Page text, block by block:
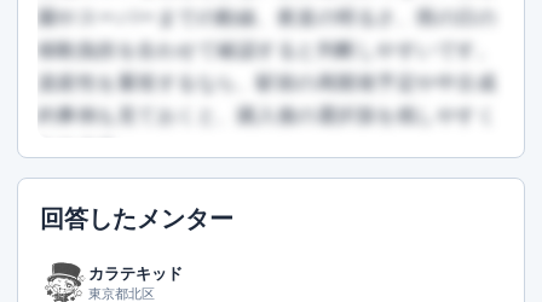
園やスーパーまでの動線、夜道の明るさ、雨の日の
移動負担を合わせて確認すると判断しやすいです。
資産性を重視するなら、駅前の再開発予定や中古成
約事例も見ておくと、購入後の選択肢を残しやすく
この回答を読むには会員登録が必要です
（文字数：1402文字）
回答したメンター
カラテキッド
東京都北区